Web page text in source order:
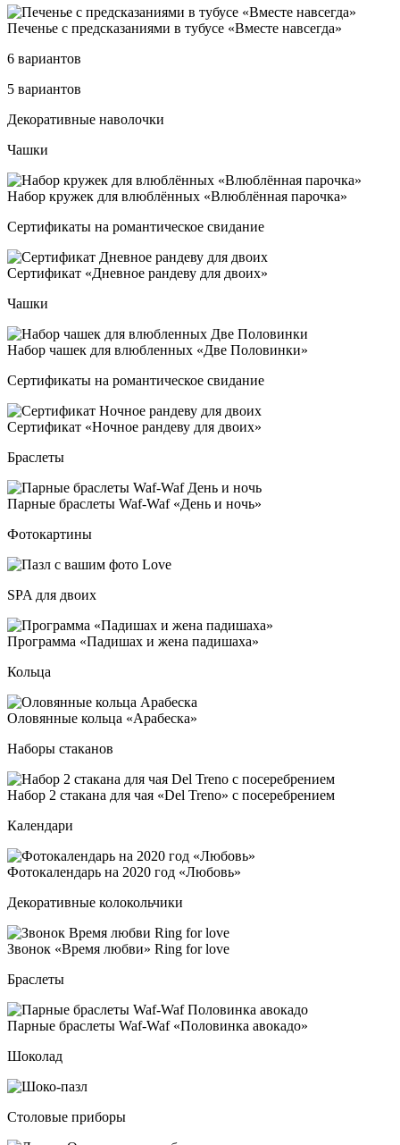
Печенье с пред­ска­за­ни­ями в ту­бу­се «Вмес­те нав­сег­да»
6 вариантов
5 вариантов
Деко­ра­тив­ные на­во­лоч­ки
Чашки
Набор кру­жек для влюб­лён­ных «Влюб­лён­ная па­роч­ка»
Сертификаты на романтическое свидание
Сер­ти­фи­кат «Днев­ное ран­де­ву для дво­их»
Чашки
Набор ча­шек для влюб­лен­ных «Две Поло­вин­ки»
Сертификаты на романтическое свидание
Сер­ти­фи­кат «Ноч­ное ран­де­ву для дво­их»
Браслеты
Пар­ные брас­ле­ты Waf-Waf «День и ночь»
Фотокартины
SPA для двоих
Прог­рам­ма «Пади­шах и же­на па­ди­ша­ха»
Кольца
Оло­вян­ные коль­ца «Ара­бес­ка»
Наборы стаканов
Набор 2 ста­ка­на для чая «Del Tre­no» с по­се­реб­ре­ни­ем
Календари
Фото­ка­лен­дарь на 2020 год «Любовь»
Декоративные колокольчики
Зво­нок «Вре­мя люб­ви» Ring for lo­ve
Браслеты
Пар­ные брас­ле­ты Waf-Waf «Поло­вин­ка аво­ка­до»
Шоколад
Столовые приборы